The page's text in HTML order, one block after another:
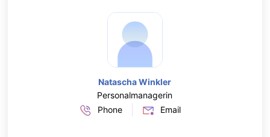
Natascha Winkler
Personalmanagerin
Phone
Email